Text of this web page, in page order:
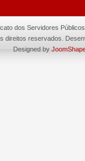
dos Servidores
direitos reservados.
Designed by